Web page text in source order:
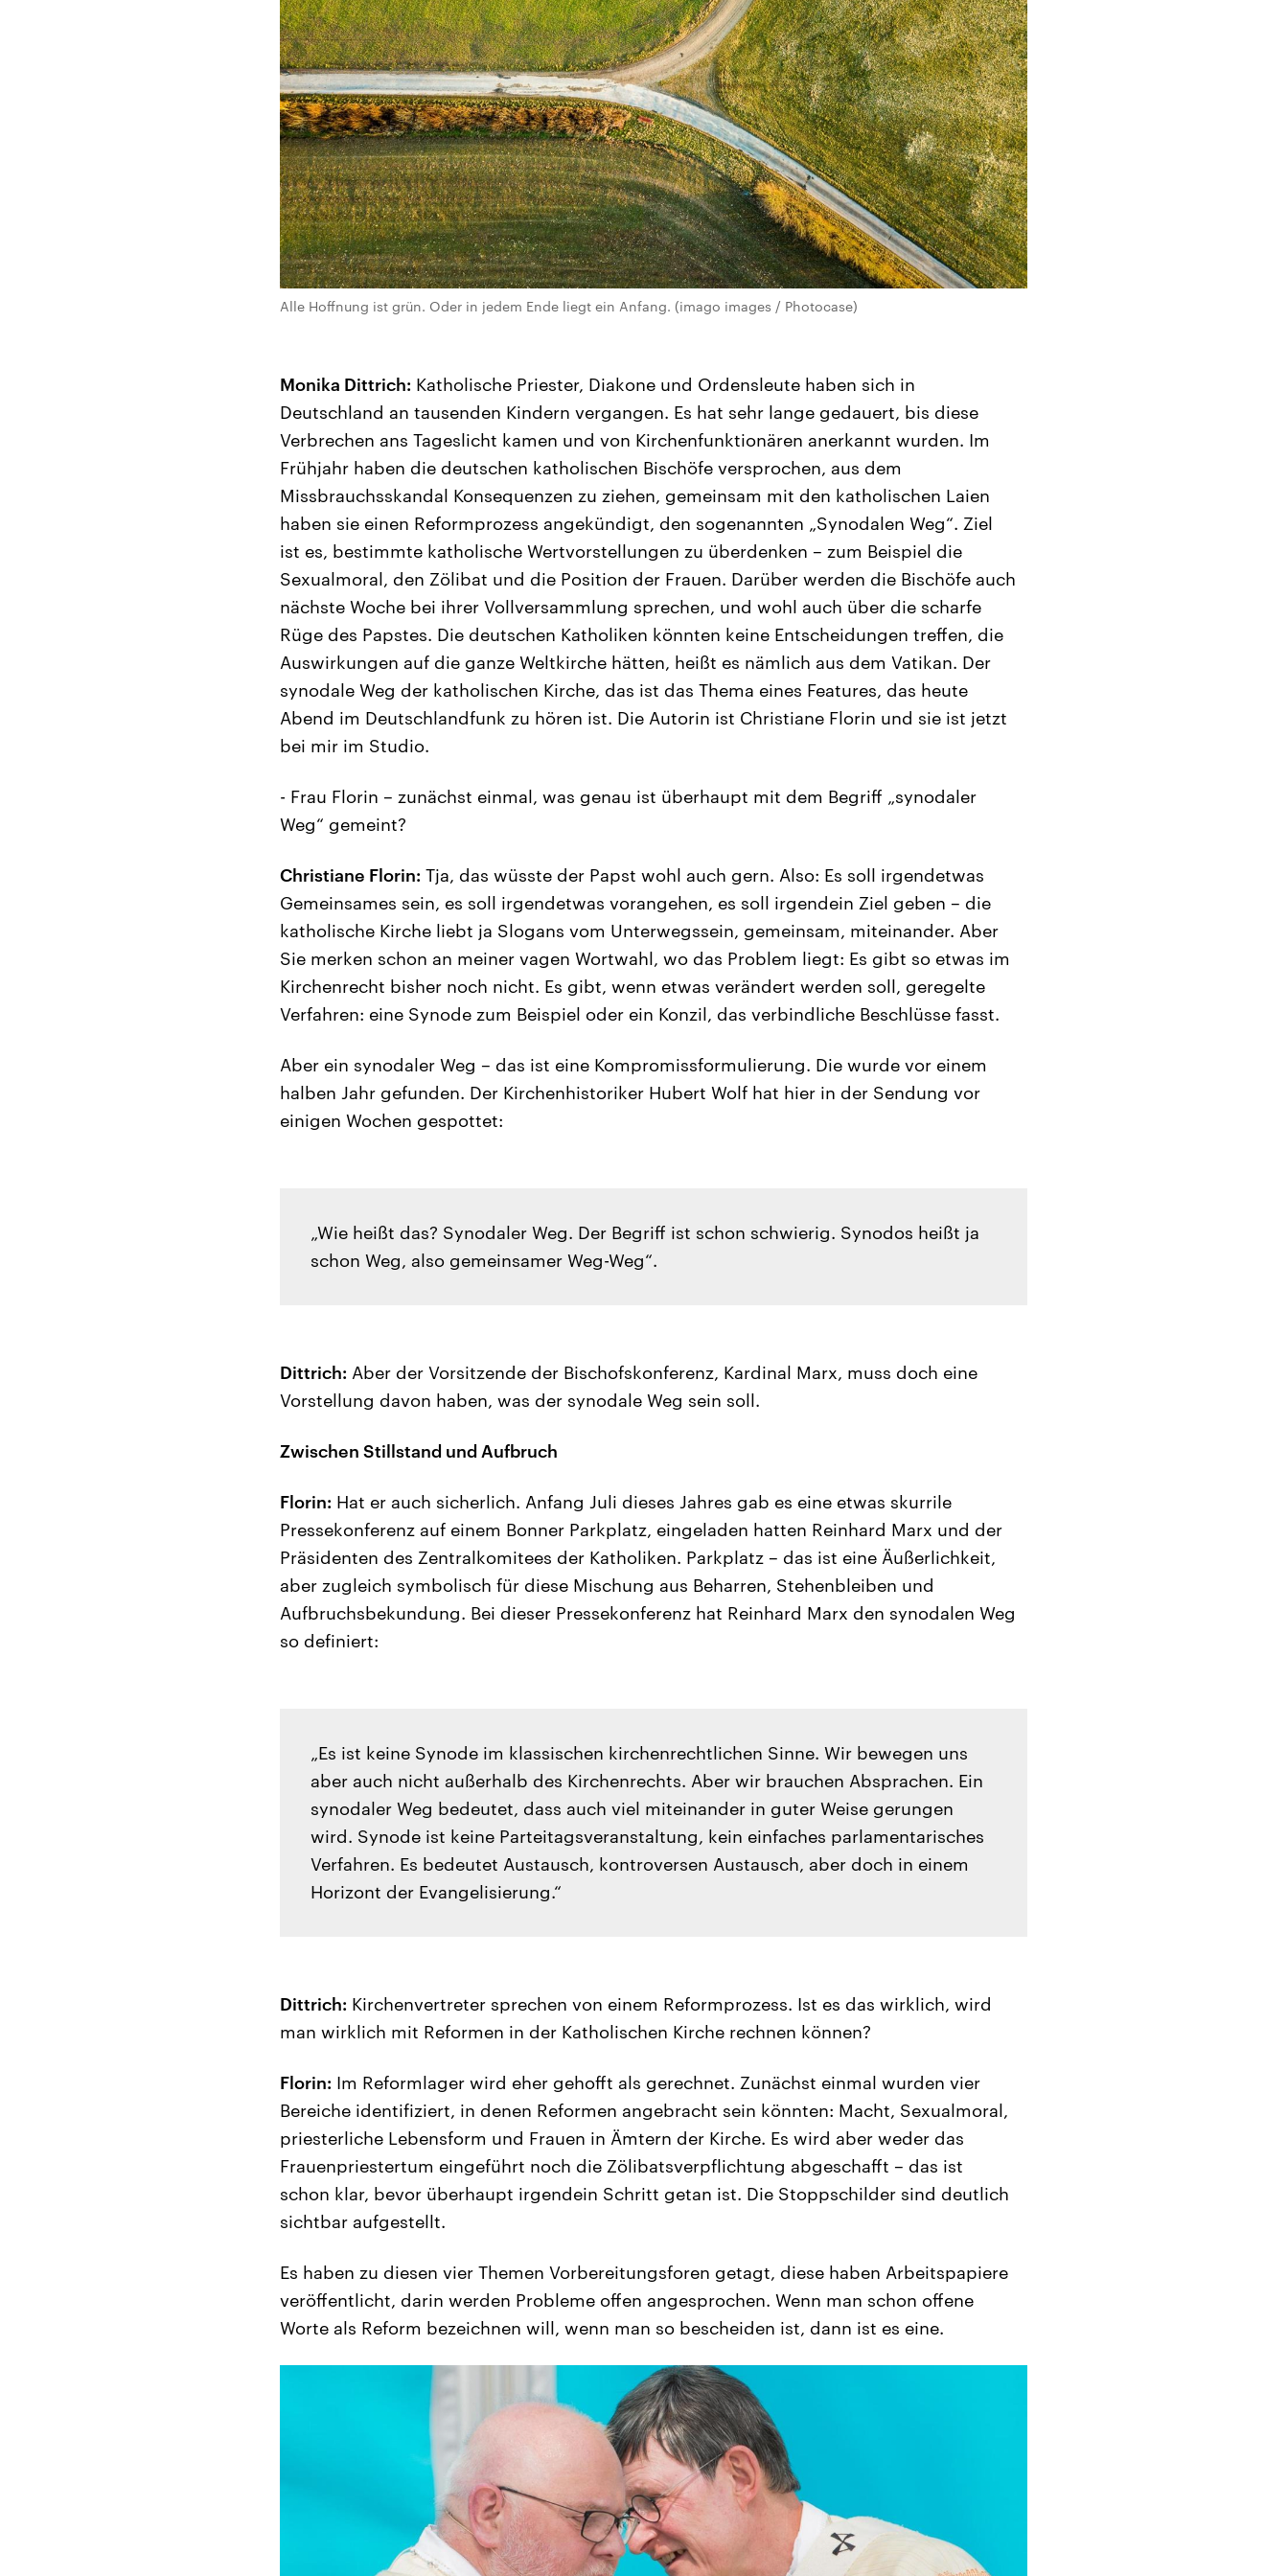
Alle Hoffnung ist grün. Oder in jedem Ende liegt ein Anfang. (imago images / Photocase)
Monika Dittrich: Katholische Priester, Diakone und Ordensleute haben sich in
Deutschland an tausenden Kindern vergangen. Es hat sehr lange gedauert, bis diese
Verbrechen ans Tageslicht kamen und von Kirchenfunktionären anerkannt wurden. Im
Frühjahr haben die deutschen katholischen Bischöfe versprochen, aus dem
Missbrauchsskandal Konsequenzen zu ziehen, gemeinsam mit den katholischen Laien
haben sie einen Reformprozess angekündigt, den sogenannten „Synodalen Weg“. Ziel
ist es, bestimmte katholische Wertvorstellungen zu überdenken – zum Beispiel die
Sexualmoral, den Zölibat und die Position der Frauen. Darüber werden die Bischöfe auch
nächste Woche bei ihrer Vollversammlung sprechen, und wohl auch über die scharfe
Rüge des Papstes. Die deutschen Katholiken könnten keine Entscheidungen treffen, die
Auswirkungen auf die ganze Weltkirche hätten, heißt es nämlich aus dem Vatikan. Der
synodale Weg der katholischen Kirche, das ist das Thema eines Features, das heute
Abend im Deutschlandfunk zu hören ist. Die Autorin ist Christiane Florin und sie ist jetzt
bei mir im Studio.
- Frau Florin – zunächst einmal, was genau ist überhaupt mit dem Begriff „synodaler
Weg“ gemeint?
Christiane Florin: Tja, das wüsste der Papst wohl auch gern. Also: Es soll irgendetwas
Gemeinsames sein, es soll irgendetwas vorangehen, es soll irgendein Ziel geben – die
katholische Kirche liebt ja Slogans vom Unterwegssein, gemeinsam, miteinander. Aber
Sie merken schon an meiner vagen Wortwahl, wo das Problem liegt: Es gibt so etwas im
Kirchenrecht bisher noch nicht. Es gibt, wenn etwas verändert werden soll, geregelte
Verfahren: eine Synode zum Beispiel oder ein Konzil, das verbindliche Beschlüsse fasst.
Aber ein synodaler Weg – das ist eine Kompromissformulierung. Die wurde vor einem
halben Jahr gefunden. Der Kirchenhistoriker Hubert Wolf hat hier in der Sendung vor
einigen Wochen gespottet:
„Wie heißt das? Synodaler Weg. Der Begriff ist schon schwierig. Synodos heißt ja
schon Weg, also gemeinsamer Weg-Weg“.
Dittrich: Aber der Vorsitzende der Bischofskonferenz, Kardinal Marx, muss doch eine
Vorstellung davon haben, was der synodale Weg sein soll.
Zwischen Stillstand und Aufbruch
Florin: Hat er auch sicherlich. Anfang Juli dieses Jahres gab es eine etwas skurrile
Pressekonferenz auf einem Bonner Parkplatz, eingeladen hatten Reinhard Marx und der
Präsidenten des Zentralkomitees der Katholiken. Parkplatz – das ist eine Äußerlichkeit,
aber zugleich symbolisch für diese Mischung aus Beharren, Stehenbleiben und
Aufbruchsbekundung. Bei dieser Pressekonferenz hat Reinhard Marx den synodalen Weg
so definiert:
„Es ist keine Synode im klassischen kirchenrechtlichen Sinne. Wir bewegen uns
aber auch nicht außerhalb des Kirchenrechts. Aber wir brauchen Absprachen. Ein
synodaler Weg bedeutet, dass auch viel miteinander in guter Weise gerungen
wird. Synode ist keine Parteitagsveranstaltung, kein einfaches parlamentarisches
Verfahren. Es bedeutet Austausch, kontroversen Austausch, aber doch in einem
Horizont der Evangelisierung.“
Dittrich: Kirchenvertreter sprechen von einem Reformprozess. Ist es das wirklich, wird
man wirklich mit Reformen in der Katholischen Kirche rechnen können?
Florin: Im Reformlager wird eher gehofft als gerechnet. Zunächst einmal wurden vier
Bereiche identifiziert, in denen Reformen angebracht sein könnten: Macht, Sexualmoral,
priesterliche Lebensform und Frauen in Ämtern der Kirche. Es wird aber weder das
Frauenpriestertum eingeführt noch die Zölibatsverpflichtung abgeschafft – das ist
schon klar, bevor überhaupt irgendein Schritt getan ist. Die Stoppschilder sind deutlich
sichtbar aufgestellt.
Es haben zu diesen vier Themen Vorbereitungsforen getagt, diese haben Arbeitspapiere
veröffentlicht, darin werden Probleme offen angesprochen. Wenn man schon offene
Worte als Reform bezeichnen will, wenn man so bescheiden ist, dann ist es eine.